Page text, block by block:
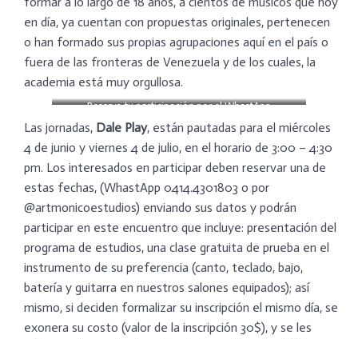
en día, ya cuentan con propuestas originales, pertenecen
o han formado sus propias agrupaciones aquí en el país o
fuera de las fronteras de Venezuela y de los cuales, la
academia está muy orgullosa.
Reserva tu participación por el WhastApp
0414.430180
Las jornadas, Dale Play, están pautadas para el miércoles
4 de junio y viernes 4 de julio, en el horario de 3:00 – 4:30
pm. Los interesados en participar deben reservar una de
estas fechas, (WhastApp 0414.4301803 o por
@artmonicoestudios) enviando sus datos y podrán
participar en este encuentro que incluye: presentación del
programa de estudios, una clase gratuita de prueba en el
instrumento de su preferencia (canto, teclado, bajo,
batería y guitarra en nuestros salones equipados); así
mismo, si deciden formalizar su inscripción el mismo día, se
exonera su costo (valor de la inscripción 30$), y se les